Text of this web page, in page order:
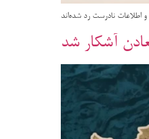
اطلاعات نادرست رد شده‌اند
آشکار شد